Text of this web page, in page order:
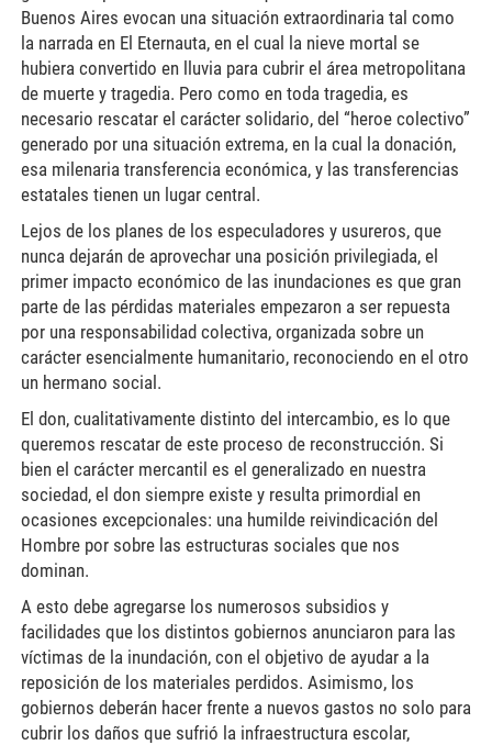
Buenos Aires evocan una situación extraordinaria tal como
la narrada en El Eternauta, en el cual la nieve mortal se
hubiera convertido en lluvia para cubrir el área metropolitana
de muerte y tragedia. Pero como en toda tragedia, es
necesario rescatar el carácter solidario, del “heroe colectivo”
generado por una situación extrema, en la cual la donación,
esa milenaria transferencia económica, y las transferencias
estatales tienen un lugar central.
Lejos de los planes de los especuladores y usureros, que
nunca dejarán de aprovechar una posición privilegiada, el
primer impacto económico de las inundaciones es que gran
parte de las pérdidas materiales empezaron a ser repuesta
por una responsabilidad colectiva, organizada sobre un
carácter esencialmente humanitario, reconociendo en el otro
un hermano social.
El don, cualitativamente distinto del intercambio, es lo que
queremos rescatar de este proceso de reconstrucción. Si
bien el carácter mercantil es el generalizado en nuestra
sociedad, el don siempre existe y resulta primordial en
ocasiones excepcionales: una humilde reivindicación del
Hombre por sobre las estructuras sociales que nos
dominan.
A esto debe agregarse los numerosos subsidios y
facilidades que los distintos gobiernos anunciaron para las
víctimas de la inundación, con el objetivo de ayudar a la
reposición de los materiales perdidos. Asimismo, los
gobiernos deberán hacer frente a nuevos gastos no solo para
cubrir los daños que sufrió la infraestructura escolar,